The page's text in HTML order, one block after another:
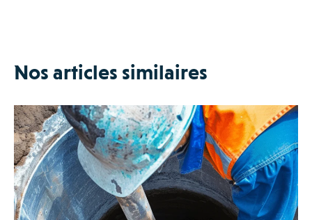
Nos articles similaires